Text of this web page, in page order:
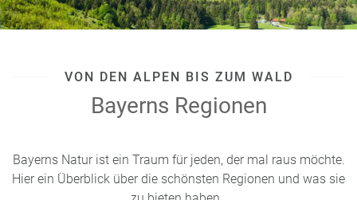
VON DEN ALPEN BIS ZUM WALD
Bayerns Regionen
Bayerns Natur ist ein Traum für jeden, der mal raus möchte.
Hier ein Überblick über die schönsten Regionen und was sie